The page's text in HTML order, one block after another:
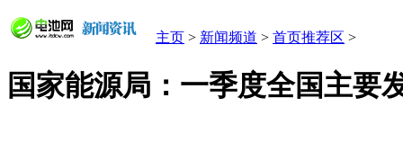
主页 > 新闻频道 > 首页推荐区 >
国家能源局：一季度全国主要